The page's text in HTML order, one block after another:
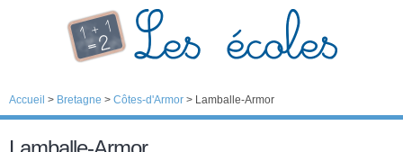
Accueil > Bretagne > Côtes-d'Armor > Lamballe-Armor